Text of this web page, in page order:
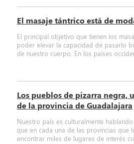
El masaje tántrico está de
El principal objetivo que tienen los
poder elevar la capacidad de pasarlo
de nuestro cuerpo. En los países
Los pueblos de pizarra negra,
de la provincia de Guadalajara
Nuestro país es culturalmente
que en cada una de las provincias que
encontrar miles de lugares de interés